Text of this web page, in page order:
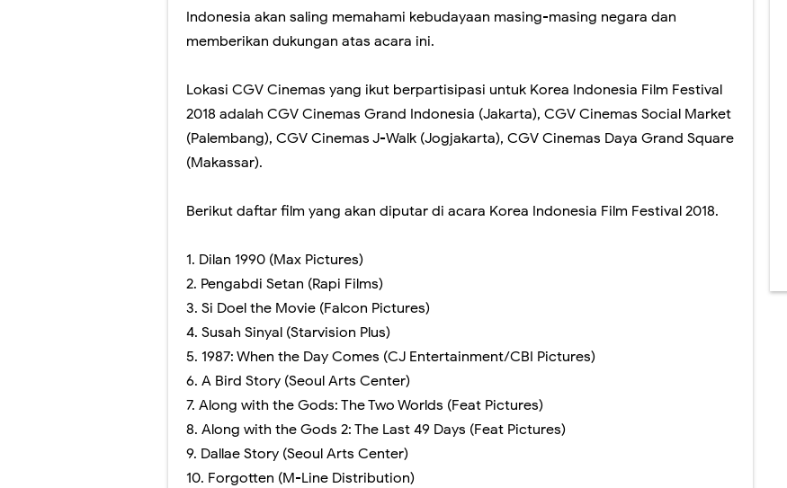
Indonesia akan saling memahami kebudayaan masing-masing negara dan
memberikan dukungan atas acara ini.
Lokasi CGV Cinemas yang ikut berpartisipasi untuk Korea Indonesia Film Festival
2018 adalah CGV Cinemas Grand Indonesia (Jakarta), CGV Cinemas Social Market
(Palembang), CGV Cinemas J-Walk (Jogjakarta), CGV Cinemas Daya Grand Square
(Makassar).
Berikut daftar film yang akan diputar di acara Korea Indonesia Film Festival 2018.
1. Dilan 1990 (Max Pictures)
2. Pengabdi Setan (Rapi Films)
3. Si Doel the Movie (Falcon Pictures)
4. Susah Sinyal (Starvision Plus)
5. 1987: When the Day Comes (CJ Entertainment/CBI Pictures)
6. A Bird Story (Seoul Arts Center)
7. Along with the Gods: The Two Worlds (Feat Pictures)
8. Along with the Gods 2: The Last 49 Days (Feat Pictures)
9. Dallae Story (Seoul Arts Center)
10. Forgotten (M-Line Distribution)